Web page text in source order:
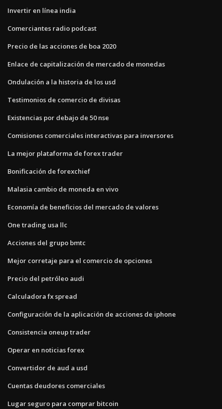
Invertir en línea india
Comerciantes radio podcast
Precio de las acciones de boa 2020
Enlace de capitalización de mercado de monedas
Ondulación a la historia de los usd
Testimonios de comercio de divisas
Existencias por debajo de 50 nse
Comisiones comerciales interactivas para inversores
La mejor plataforma de forex trader
Bonificación de forexchief
Malasia cambio de moneda en vivo
Economía de beneficios del mercado de valores
One trading usa llc
Acciones del grupo bmtc
Mejor corretaje para el comercio de opciones
Precio del petróleo audi
Calculadora fx spread
Configuración de la aplicación de acciones de iphone
Consistencia oneup trader
Operar en noticias forex
Convertidor de aud a usd
Cuentas deudores comerciales
Lugar seguro para comprar bitcoin